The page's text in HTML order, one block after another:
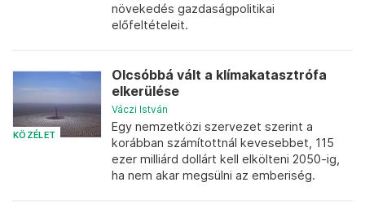
növekedés gazdaságpolitikai
előfeltételeit.
KÖZÉLET
Olcsóbbá vált a klímakatasztrófa
elkerülése
Váczi István
Egy nemzetközi szervezet szerint a
korábban számítottnál kevesebbet, 115
ezer milliárd dollárt kell elkölteni 2050-ig,
ha nem akar megsülni az emberiség.